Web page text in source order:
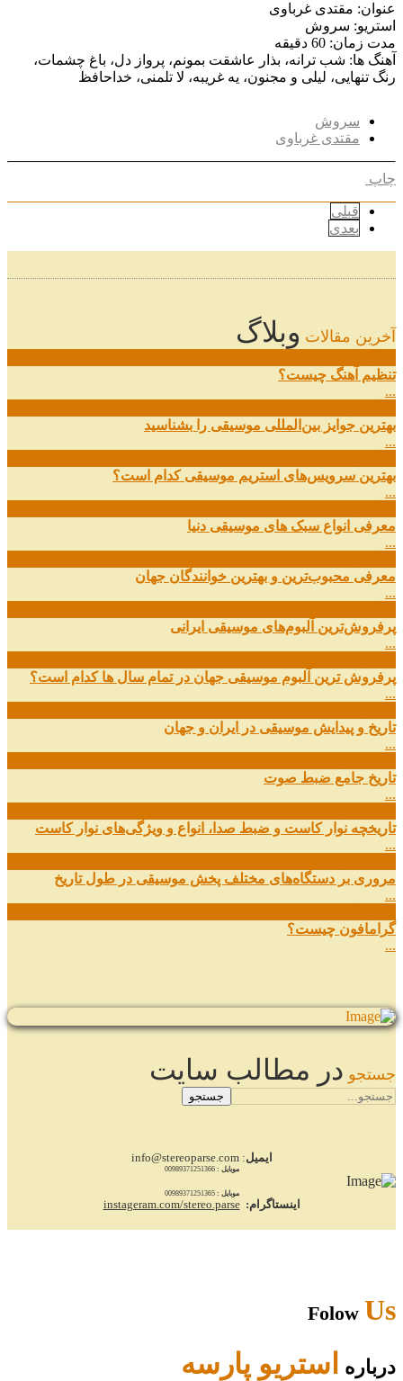
عنوان: مقتدی غرباوی
استریو: سروش
مدت زمان: 60 دقیقه
آهنگ ها: شب ترانه، بذار عاشقت بمونم، پرواز دل، باغ چشمات،
رنگ تنهایی، لیلی و مجنون، یه غریبه، لا تلمنی، خداحافظ
سروش
مقتدی غرباوی
چاپ
قبلی
بعدی
آخرین مقالات وبلاگ
تنظیم آهنگ چیست؟
...
بهترین جوایز بین‌المللی موسیقی را بشناسید
...
بهترین سرویس‌های استریم موسیقی کدام است؟
...
معرفی انواع سبک های موسیقی دنیا
...
معرفی محبوب‌ترین و بهترین خوانندگان جهان
...
پرفروش‌ترین آلبوم‌های موسیقی ایرانی
...
پرفروش ترین آلبوم موسیقی جهان در تمام سال ها کدام است؟
...
تاریخ و پیدایش موسیقی در ایران و جهان
...
تاریخ جامع ضبط صوت
...
تاریخچه نوار کاست و ضبط صدا، انواع و ویژگی‌های نوار کاست
...
مروری بر دستگاه‌های مختلف پخش موسیقی در طول تاریخ
...
گرامافون چیست؟
...
جستجو در مطالب سایت
جستجو
ایمیل : info@stereoparse.com
موبایل :00989371251366
موبایل :00989371251365
اینستاگرام: instageram.com/stereo.parse
FolowUs
درباره استریو پارسه